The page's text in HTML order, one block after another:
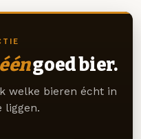
ééngoed bier.
welke bieren écht in
liggen.